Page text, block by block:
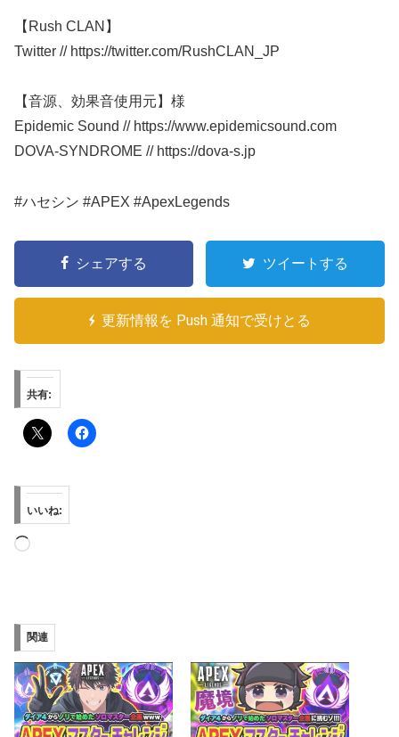
【Rush CLAN】
Twitter // https://twitter.com/RushCLAN_JP
【音源、効果音使用元】様
Epidemic Sound // https://www.epidemicsound.com
DOVA-SYNDROME // https://dova-s.jp
#ハセシン #APEX #ApexLegends
シェアする ツイートする
更新情報を Push 通知で受けとる
共有:
いいね:
読
み
中…
関連